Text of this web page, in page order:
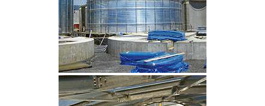
CLIQUEZ POUR AGRANDIR